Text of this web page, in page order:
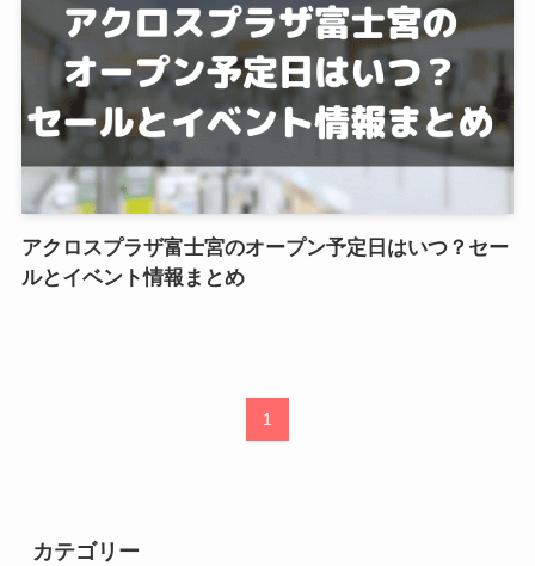
アクロスプラザ富士宮のオープン予定日はいつ？セー
ルとイベント情報まとめ
1
カテゴリー